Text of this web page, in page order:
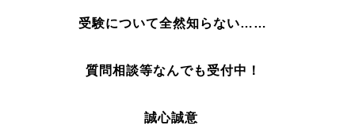
受験について全然知らない……
質問相談等なんでも受付中！
誠心誠意